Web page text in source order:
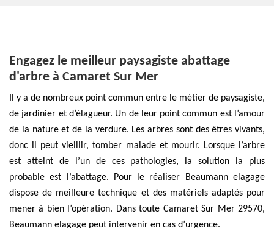
Engagez le meilleur paysagiste abattage
d'arbre à Camaret Sur Mer
Il y a de nombreux point commun entre le métier de paysagiste,
de jardinier et d’élagueur. Un de leur point commun est l’amour
de la nature et de la verdure. Les arbres sont des êtres vivants,
donc il peut vieillir, tomber malade et mourir. Lorsque l’arbre
est atteint de l’un de ces pathologies, la solution la plus
probable est l’abattage. Pour le réaliser Beaumann elagage
dispose de meilleure technique et des matériels adaptés pour
mener à bien l’opération. Dans toute Camaret Sur Mer 29570,
Beaumann elagage peut intervenir en cas d’urgence.